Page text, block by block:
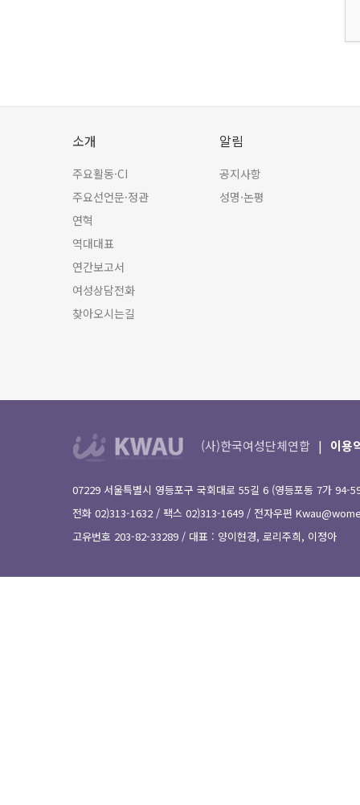
소개
주요활동·CI
주요선언문·정관
연혁
역대대표
연간보고서
여성상담전화
찾아오시는길
알림
공지사항
성명·논평
(사)한국여성단체연합 이용
07229 서울특별시 영등포구 국회대로 55길 6 (영등포동 7가 94-
전화 02)313-1632 / 팩스 02)313-1649 / 전자우편
고유번호 203-82-33289 / 대표 : 양이현경, 로리주희, 이정아